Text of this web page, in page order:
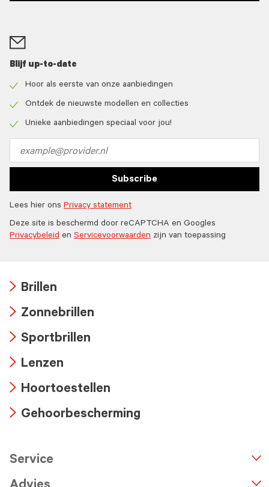
Blijf up-to-date
icon
Hoor als eerste van onze aanbiedingen
icon
Ontdek de nieuwste modellen en collecties
Unieke aanbiedingen speciaal voor jou!
address
Subscribe
Lees hier ons Privacy statement
Deze site is beschermd door reCAPTCHA en Googles
Privacybeleid en Servicevoorwaarden zijn van toepassing
icon
Brillen
icon
Zonnebrillen
icon
Sportbrillen
icon
Lenzen
icon
Hoortoestellen
Gehoorbescherming
Service